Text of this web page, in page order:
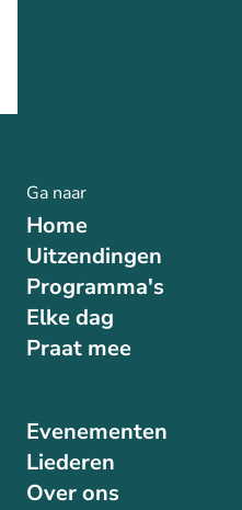
Ga naar
Home
Uitzendingen
Programma's
Elke dag
Praat mee
Evenementen
Liederen
Over ons